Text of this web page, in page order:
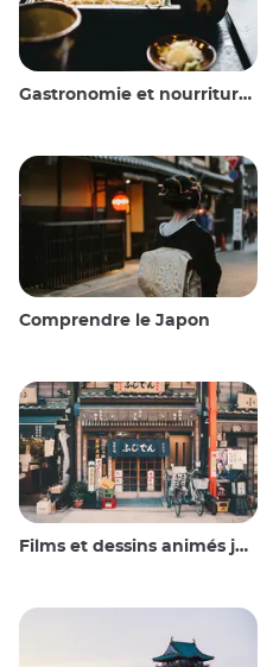
Gastronomie et nourriture japonaise
Comprendre le Japon
Films et dessins animés japonais